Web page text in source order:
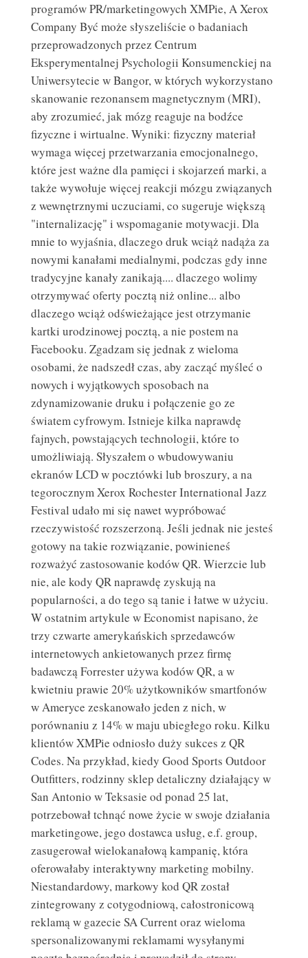
programów PR/marketingowych XMPie, A Xerox
Company Być może słyszeliście o badaniach
przeprowadzonych przez Centrum
Eksperymentalnej Psychologii Konsumenckiej na
Uniwersytecie w Bangor, w których wykorzystano
skanowanie rezonansem magnetycznym (MRI),
aby zrozumieć, jak mózg reaguje na bodźce
fizyczne i wirtualne. Wyniki: fizyczny materiał
wymaga więcej przetwarzania emocjonalnego,
które jest ważne dla pamięci i skojarzeń marki, a
także wywołuje więcej reakcji mózgu związanych
z wewnętrznymi uczuciami, co sugeruje większą
"internalizację" i wspomaganie motywacji. Dla
mnie to wyjaśnia, dlaczego druk wciąż nadąża za
nowymi kanałami medialnymi, podczas gdy inne
tradycyjne kanały zanikają.... dlaczego wolimy
otrzymywać oferty pocztą niż online... albo
dlaczego wciąż odświeżające jest otrzymanie
kartki urodzinowej pocztą, a nie postem na
Facebooku. Zgadzam się jednak z wieloma
osobami, że nadszedł czas, aby zacząć myśleć o
nowych i wyjątkowych sposobach na
zdynamizowanie druku i połączenie go ze
światem cyfrowym. Istnieje kilka naprawdę
fajnych, powstających technologii, które to
umożliwiają. Słyszałem o wbudowywaniu
ekranów LCD w pocztówki lub broszury, a na
tegorocznym Xerox Rochester International Jazz
Festival udało mi się nawet wypróbować
rzeczywistość rozszerzoną. Jeśli jednak nie jesteś
gotowy na takie rozwiązanie, powinieneś
rozważyć zastosowanie kodów QR. Wierzcie lub
nie, ale kody QR naprawdę zyskują na
popularności, a do tego są tanie i łatwe w użyciu.
W ostatnim artykule w Economist napisano, że
trzy czwarte amerykańskich sprzedawców
internetowych ankietowanych przez firmę
badawczą Forrester używa kodów QR, a w
kwietniu prawie 20% użytkowników smartfonów
w Ameryce zeskanowało jeden z nich, w
porównaniu z 14% w maju ubiegłego roku. Kilku
klientów XMPie odniosło duży sukces z QR
Codes. Na przykład, kiedy Good Sports Outdoor
Outfitters, rodzinny sklep detaliczny działający w
San Antonio w Teksasie od ponad 25 lat,
potrzebował tchnąć nowe życie w swoje działania
marketingowe, jego dostawca usług, e.f. group,
zasugerował wielokanałową kampanię, która
oferowałaby interaktywny marketing mobilny.
Niestandardowy, markowy kod QR został
zintegrowany z cotygodniową, całostronicową
reklamą w gazecie SA Current oraz wieloma
spersonalizowanymi reklamami wysyłanymi